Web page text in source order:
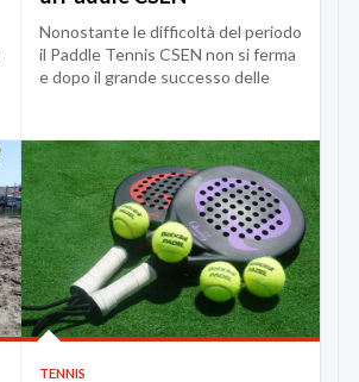
Nonostante le difficoltà del periodo
il Paddle Tennis CSEN non si ferma
e dopo il grande successo delle
TENNIS